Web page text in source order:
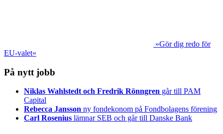
»Gör dig redo för
EU-valet«
På nytt jobb
Niklas Wahlstedt och Fredrik Rönngren går till PAM
Capital
Rebecca Jansson ny fondekonom på Fondbolagens förening
Carl Rosenius lämnar SEB och går till Danske Bank